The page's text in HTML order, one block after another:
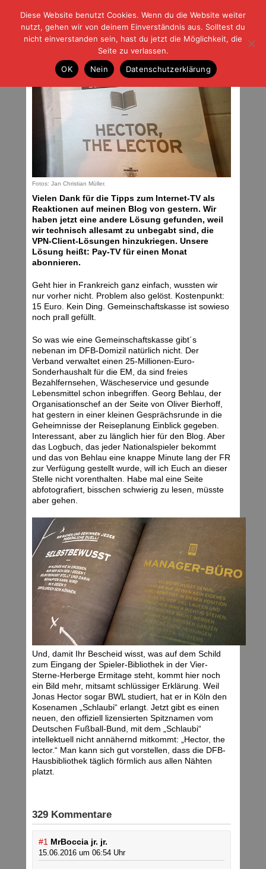
| | |BLOG-GFußball und der Rest
HOME|REGELN|IMPRESSUM |DATENSCHUTZ
Geheime Einblicke
Mittwoch, 15.06.16 | 06:43 Uhr
Fotos: Jan Christian Müller.
Vielen Dank für die Tipps zum Internet-TV als
Reaktionen auf meinen Blog von gestern. Wir
haben jetzt eine andere Lösung gefunden, weil
wir technisch allesamt zu unbegabt sind, die
VPN-Client-Lösungen hinzukriegen. Unsere
Lösung heißt: Pay-TV für einen Monat
abonnieren.
Geht hier in Frankreich ganz einfach, wussten wir
nur vorher nicht. Problem also gelöst. Kostenpunkt:
15 Euro. Kein Ding. Gemeinschaftskasse ist sowieso
noch prall gefüllt.
So was wie eine Gemeinschaftskasse gibt´s
nebenan im DFB-Domizil natürlich nicht. Der
Verband verwaltet einen 25-Millionen-Euro-
Sonderhaushalt für die EM, da sind freies
Bezahlfernsehen, Wäscheservice und gesunde
Lebensmittel schon inbegriffen. Georg Behlau, der
Organisationschef an der Seite von Oliver Bierhoff,
hat gestern in einer kleinen Gesprächsrunde in die
Geheimnisse der Reiseplanung Einblick gegeben.
Interessant, aber zu länglich hier für den Blog. Aber
das Logbuch, das jeder Nationalspieler bekommt
und das von Behlau eine knappe Minute lang der FR
zur Verfügung gestellt wurde, will ich Euch an dieser
Stelle nicht vorenthalten. Habe mal eine Seite
abfotografiert, bisschen schwierig zu lesen, müsste
aber gehen.
Und, damit Ihr Bescheid wisst, was auf dem Schild
zum Eingang der Spieler-Bibliothek in der Vier-
Sterne-Herberge Ermitage steht, kommt hier noch
ein Bild mehr, mitsamt schlüssiger Erklärung. Weil
Jonas Hector sogar BWL studiert, hat er in Köln den
Kosenamen „Schlaubi“ erlangt. Jetzt gibt es einen
neuen, den offiziell lizensierten Spitznamen vom
Deutschen Fußball-Bund, mit dem „Schlaubi“
intellektuell nicht annähernd mitkommt: „Hector, the
lector.“ Man kann sich gut vorstellen, dass die DFB-
Hausbibliothek täglich förmlich aus allen Nähten
platzt.
329 Kommentare
#1 MrBoccia jr. jr.
15.06.2016 um 06:54 Uhr
Diese Website benutzt Cookies. Wenn du die Website weiter
nutzt, gehen wir von deinem Einverständnis aus. Solltest du
nicht einverstanden sein, hast du jetzt die Möglichkeit, die
Seite zu verlassen.
OK
Nein Datenschutzerklärung